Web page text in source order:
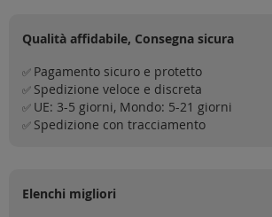
Qualità affidabile, Consegna sicura
✅ Pagamento sicuro e protetto
✅ Spedizione veloce e discreta
✅ UE: 3-5 giorni, Mondo: 5-21 giorni
✅ Spedizione con tracciamento
Elenchi migliori